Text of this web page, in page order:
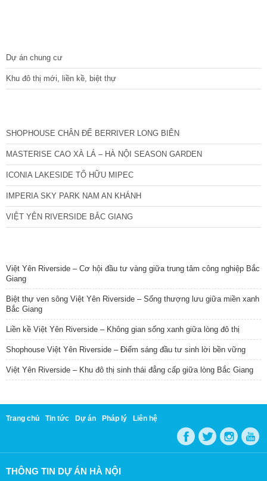
Dự án chung cư
Khu đô thị mới, liền kề, biệt thự
SHOPHOUSE CHÂN ĐẾ BERRIVER LONG BIÊN
MASTERISE CAO XÀ LÁ – HÀ NỘI SEASON GARDEN
ICONIA LAKESIDE TỐ HỮU MIPEC
IMPERIA SKY PARK NAM AN KHÁNH
VIỆT YÊN RIVERSIDE BẮC GIANG
Việt Yên Riverside – Cơ hội đầu tư vàng giữa trung tâm công nghiệp Bắc
Giang
Biệt thự ven sông Việt Yên Riverside – Sống thượng lưu giữa miền xanh
Bắc Giang
Liền kề Việt Yên Riverside – Không gian sống xanh giữa lòng đô thị
Shophouse Việt Yên Riverside – Điểm sáng đầu tư sinh lời bền vững
Việt Yên Riverside – Khu đô thị sinh thái đẳng cấp giữa lòng Bắc Giang
Trang chủ Tin tức Dự án Pháp lý Liên hệ
THÔNG TIN DỰ ÁN HÀ NỘI